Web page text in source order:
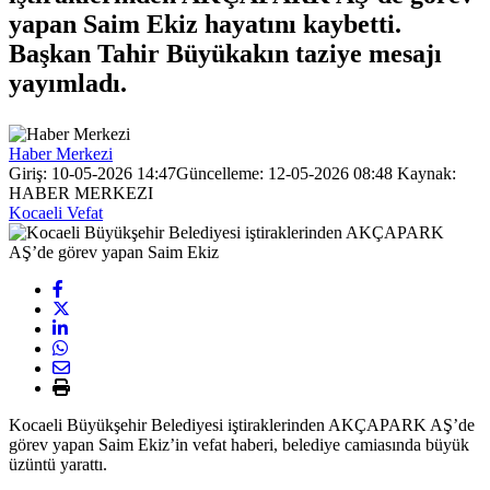
yapan Saim Ekiz hayatını kaybetti.
Başkan Tahir Büyükakın taziye mesajı
yayımladı.
Haber Merkezi
Giriş: 10-05-2026 14:47Güncelleme: 12-05-2026 08:48 Kaynak:
HABER MERKEZI
Kocaeli Vefat
Kocaeli Büyükşehir Belediyesi iştiraklerinden AKÇAPARK AŞ’de
görev yapan Saim Ekiz’in vefat haberi, belediye camiasında büyük
üzüntü yarattı.